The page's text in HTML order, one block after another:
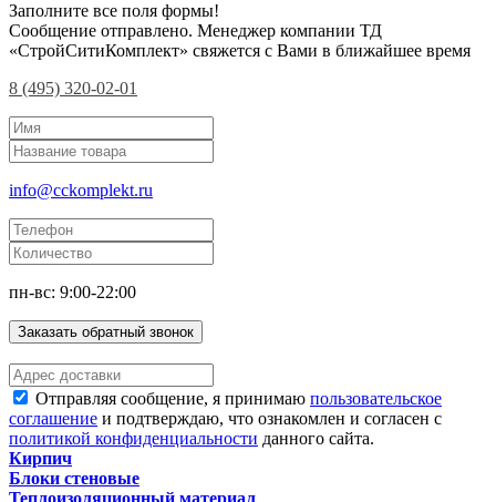
Заполните все поля формы!
Сообщение отправлено. Менеджер компании ТД
«СтройСитиКомплект» свяжется с Вами в ближайшее время
8 (495) 320-02-01
info@cckomplekt.ru
пн-вс: 9:00-22:00
Заказать обратный звонок
Отправляя сообщение, я принимаю пользовательское
соглашение и подтверждаю, что ознакомлен и согласен с
политикой конфиденциальности данного сайта.
Кирпич
Блоки стеновые
Теплоизоляционный материал